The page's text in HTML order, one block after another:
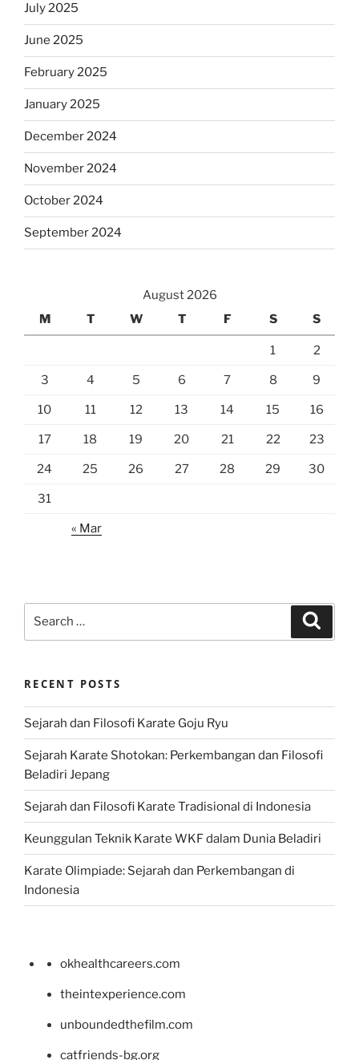
July 2025
June 2025
February 2025
January 2025
December 2024
November 2024
October 2024
September 2024
August 2026
M
T W T F S S
1 2
3 4 5 6 7 8 9
10 11 12 13 14 15 16
17 18 19 20 21 22 23
24 25 26 27 28 29 30
31
« Mar
RECENT POSTS
Sejarah dan Filosofi Karate Goju Ryu
Sejarah Karate Shotokan: Perkembangan dan Filosofi
Beladiri Jepang
Sejarah dan Filosofi Karate Tradisional di Indonesia
Keunggulan Teknik Karate WKF dalam Dunia Beladiri
Karate Olimpiade: Sejarah dan Perkembangan di
Indonesia
okhealthcareers.com
theintexperience.com
unboundedthefilm.com
catfriends-bg.org